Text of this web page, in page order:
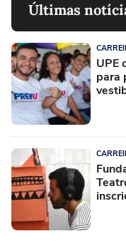
Últimas
UPE
para